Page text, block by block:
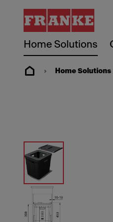
Home Solutions
Home Solutions